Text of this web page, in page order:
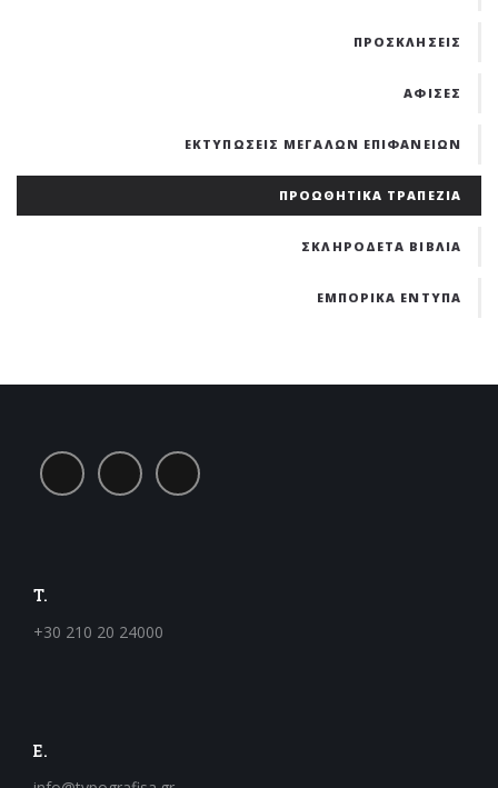
ΠΡΟΣΚΛΗΣΕΙΣ
ΑΦΙΣΕΣ
ΕΚΤΥΠΩΣΕΙΣ ΜΕΓΑΛΩΝ ΕΠΙΦΑΝΕΙΩΝ
ΠΡΟΩΘΗΤΙΚΑ ΤΡΑΠΕΖΙΑ
ΣΚΛΗΡΟΔΕΤΑ ΒΙΒΛΙΑ
ΕΜΠΟΡΙΚΑ ΕΝΤΥΠΑ
T.
+30 210 20 24000
E.